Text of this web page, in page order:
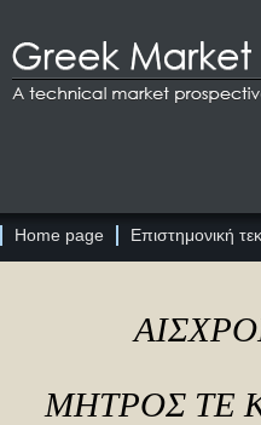
Home page Επιστημονική
ΜΗΤΡΟΣ ΤΕ